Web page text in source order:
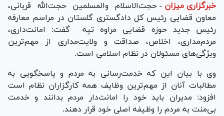
خبرگزاری میزان - حجت‌الاسلام والمسلمین حجت‌الله قربانی،
معاون قضایی رئیس کل دادگستری گلستان در مراسم معارفه
رئیس جدید حوزه قضایی مراوه تپه گفت: امانت‌داری،
مردم‌مداری، اخلاص، صداقت و ولایت‌مداری از مهم‌ترین
ویژگی‌های مسئولان در نظام اسلامی است.
وی با بیان این که خدمت‌رسانی به مردم و پاسخگویی به
مطالبات آنان از مهم‌ترین وظایف همه کارگزاران نظام است
افزود: مدیران باید خود را امانت‌دار مردم بدانند و خدمت
بی‌منت به مردم را وظیفه اصلی خود قرار دهند.